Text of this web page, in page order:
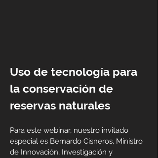
Uso de tecnología para
la conservación de
reservas naturales
Para este webinar, nuestro invitado
especial es Bernardo Cisneros, Ministro
de Innovación, Investigación y